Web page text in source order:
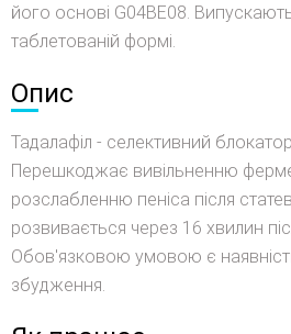
його основі G04BE08.
таблетованій формі.
Опис
Тадалафіл - селективний
Перешкоджає вивільненню
розслабленню пеніса після
розвивається через 16 хвилин
Обов'язковою умовою є
збудження.